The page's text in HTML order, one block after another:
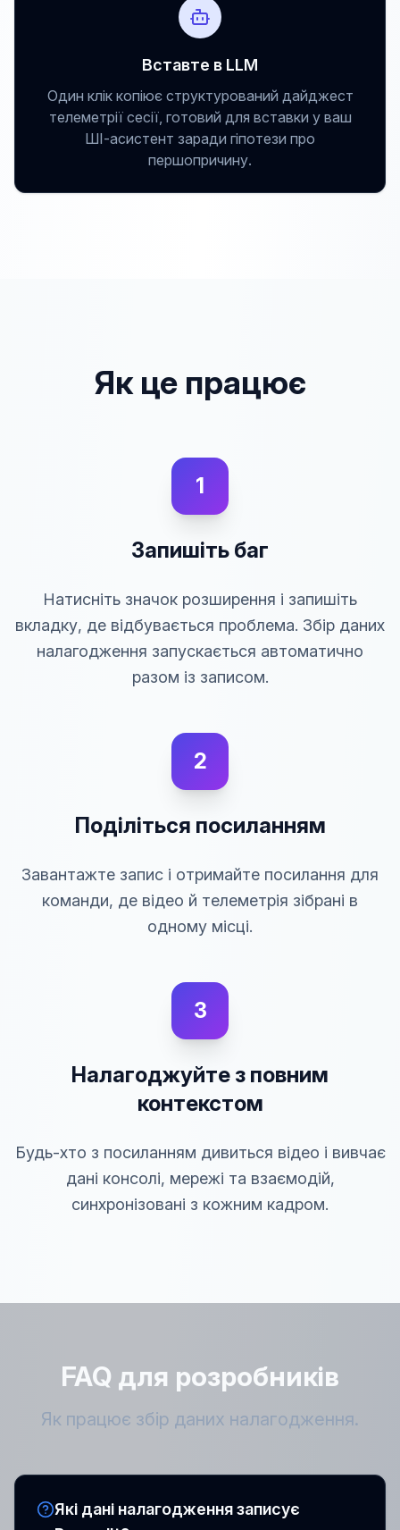
Вставте в LLM
Один клік копіює структурований дайджест
телеметрії сесії, готовий для вставки у ваш
ШІ-асистент заради гіпотези про
першопричину.
Як це працює
1
Запишіть баг
Натисніть значок розширення і запишіть
вкладку, де відбувається проблема. Збір даних
налагодження запускається автоматично
разом із записом.
2
Поділіться посиланням
Завантажте запис і отримайте посилання для
команди, де відео й телеметрія зібрані в
одному місці.
3
Налагоджуйте з повним
контекстом
Будь-хто з посиланням дивиться відео і вивчає
дані консолі, мережі та взаємодій,
синхронізовані з кожним кадром.
FAQ для розробників
Як працює збір даних налагодження.
Які дані налагодження записує